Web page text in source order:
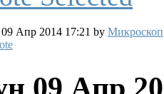
Апр 2014 17:21 by Микроскоп